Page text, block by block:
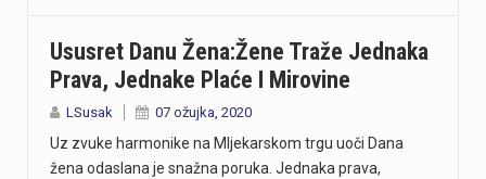
Ususret Danu Žena:Žene Traže Jednaka
Prava, Jednake Plaće I Mirovine
LSusak 07 ožujka, 2020
Uz zvuke harmonike na Mljekarskom trgu uoči Dana
žena odaslana je snažna poruka. Jednaka prava,